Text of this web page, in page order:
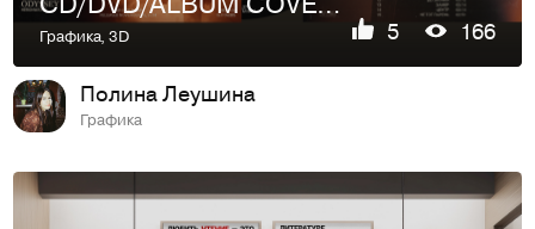
Графика,3D 5 166
Полина Леушина
Графика